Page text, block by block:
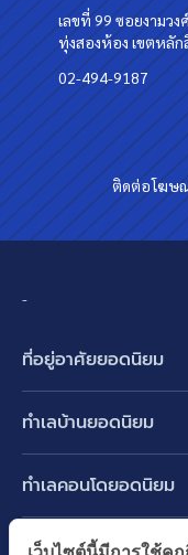
เลขที่ 99 ซอยงามว
ทุ่งสองห้อง เขตหลั
02-494-9187
ติดต่อโฆษ
-
ที่อยู่อาศัยยอดนิยม
ทาวน์เฮ้าส์ ทาวน์โฮม
คอนโดมิเนียม
ทำเลบ้านยอดนิยม
บางนา รามคำแหง 2
ทำเลคอนโดยอดนิยม
ทำเล BTS ยอดนิยม